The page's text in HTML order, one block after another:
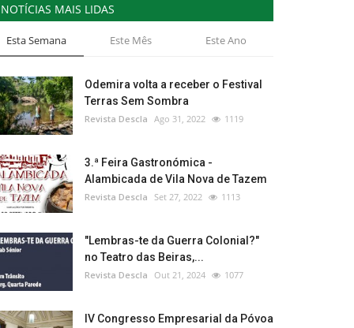
NOTÍCIAS MAIS LIDAS
Esta Semana Este Mês Este Ano
Odemira volta a receber o Festival
Terras Sem Sombra
Revista Descla Ago 31, 2022 1119
3.ª Feira Gastronómica -
Alambicada de Vila Nova de Tazem
Revista Descla Set 27, 2022 1113
"Lembras-te da Guerra Colonial?"
no Teatro das Beiras,...
Revista Descla Out 21, 2024 1077
IV Congresso Empresarial da Póvoa